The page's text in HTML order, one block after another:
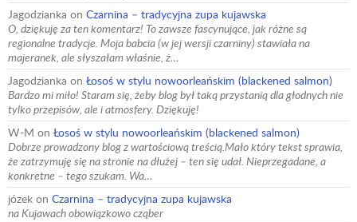
Jagodzianka on Czarnina – tradycyjna zupa kujawska
O, dziękuję za ten komentarz! To zawsze fascynujące, jak różne są
regionalne tradycje. Moja babcia (w jej wersji czarniny) stawiała na
majeranek, ale słyszałam właśnie, ż…
Jagodzianka on Łosoś w stylu nowoorleańskim (blackened salmon)
Bardzo mi miło! Staram się, żeby blog był taką przystanią dla głodnych nie
tylko przepisów, ale i atmosfery. Dziękuję!
W-M on Łosoś w stylu nowoorleańskim (blackened salmon)
Dobrze prowadzony blog z wartościową treścią.Mało który tekst sprawia,
że zatrzymuję się na stronie na dłużej – ten się udał. Nieprzegadane, a
konkretne – tego szukam. Wa…
józek on Czarnina – tradycyjna zupa kujawska
na Kujawach obowiązkowo cząber